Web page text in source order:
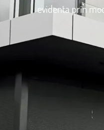
evidenta prin